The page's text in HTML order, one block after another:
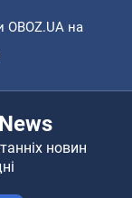
OBOZ.UA на
новин